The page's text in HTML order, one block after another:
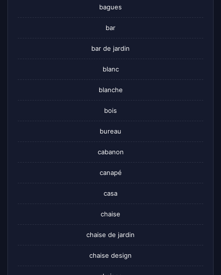
bagues
bar
bar de jardin
blanc
blanche
bois
bureau
cabanon
canapé
casa
chaise
chaise de jardin
chaise design